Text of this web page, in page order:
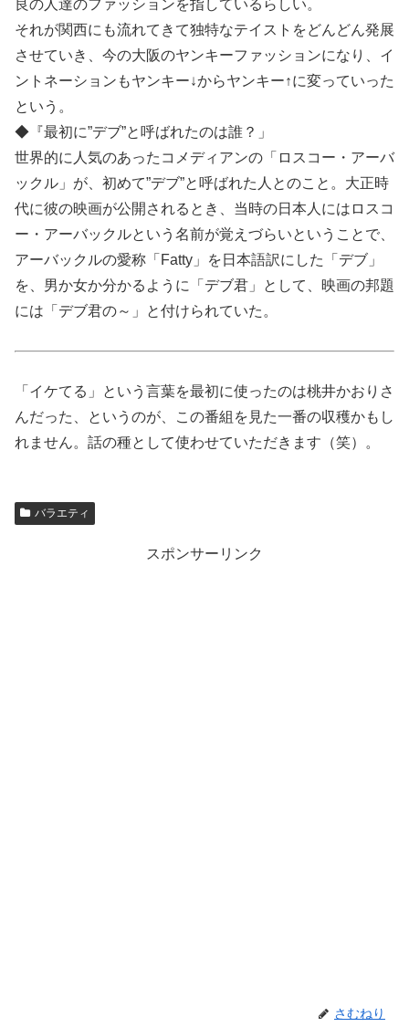
良の人達のファッションを指しているらしい。
それが関西にも流れてきて独特なテイストをどんどん発展
させていき、今の大阪のヤンキーファッションになり、イ
ントネーションもヤンキー↓からヤンキー↑に変っていった
という。
◆『最初に”デブ”と呼ばれたのは誰？」
世界的に人気のあったコメディアンの「ロスコー・アーバ
ックル」が、初めて”デブ”と呼ばれた人とのこと。大正時
代に彼の映画が公開されるとき、当時の日本人にはロスコ
ー・アーバックルという名前が覚えづらいということで、
アーバックルの愛称「Fatty」を日本語訳にした「デブ」
を、男か女か分かるように「デブ君」として、映画の邦題
には「デブ君の～」と付けられていた。
「イケてる」という言葉を最初に使ったのは桃井かおりさ
んだった、というのが、この番組を見た一番の収穫かもし
れません。話の種として使わせていただきます（笑）。
バラエティ
スポンサーリンク
さむねり